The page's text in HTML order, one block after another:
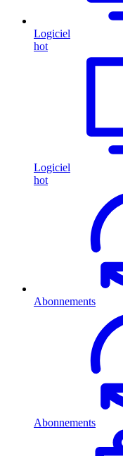
Logiciel
hot
Logiciel
hot
Abonnements
Abonnements